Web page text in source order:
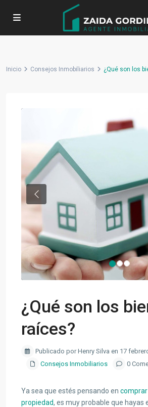
Inicio Consejos Inmobiliarios ¿Qué son los
Previous
¿Qué son los
raíces?
Publicado por Henry Silva en 17
Consejos Inmobiliarios
0
Ya sea que estés pensando en
propiedad, es muy probable que hayas